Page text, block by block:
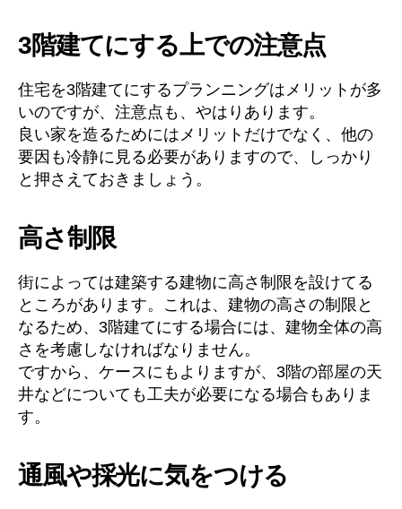
3階建てにする上での注意点
住宅を3階建てにするプランニングはメリットが多
いのですが、注意点も、やはりあります。
良い家を造るためにはメリットだけでなく、他の
要因も冷静に見る必要がありますので、しっかり
と押さえておきましょう。
高さ制限
街によっては建築する建物に高さ制限を設けてる
ところがあります。これは、建物の高さの制限と
なるため、3階建てにする場合には、建物全体の高
さを考慮しなければなりません。
ですから、ケースにもよりますが、3階の部屋の天
井などについても工夫が必要になる場合もありま
す。
通風や採光に気をつける